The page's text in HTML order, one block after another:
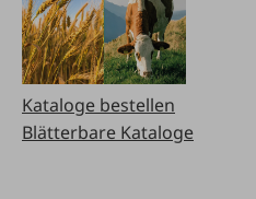
Kataloge bestellen
Blätterbare Kataloge